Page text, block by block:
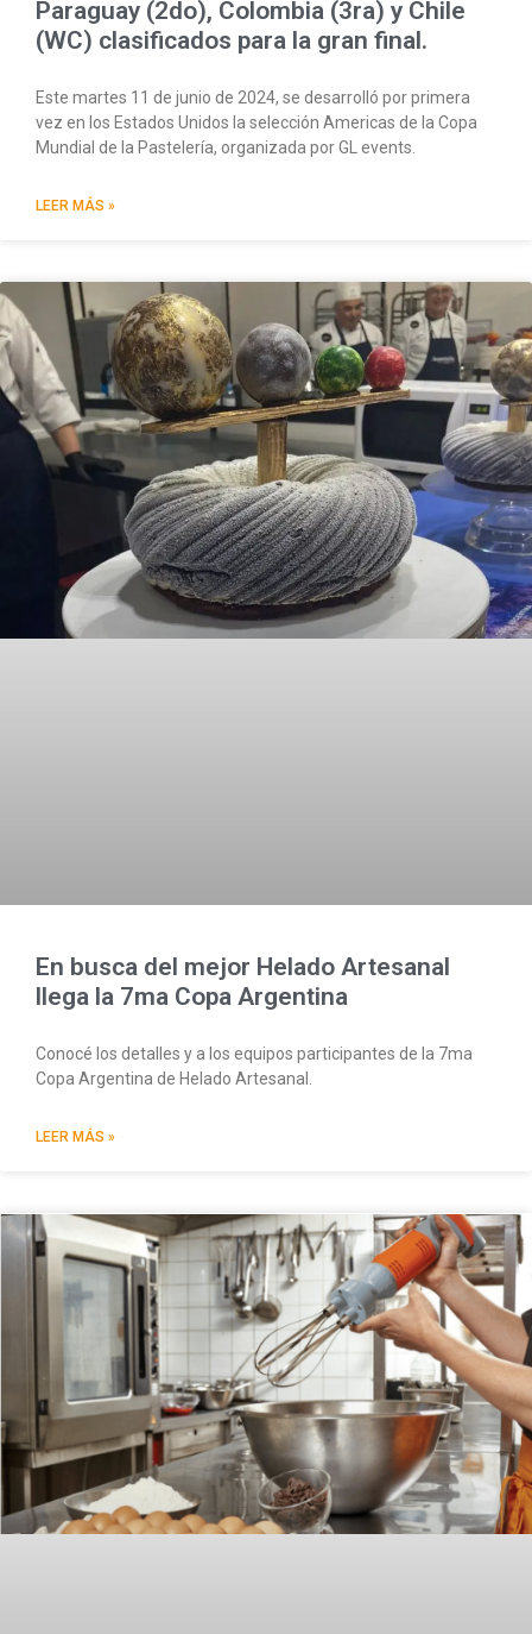
Paraguay (2do), Colombia (3ra) y Chile
(WC) clasificados para la gran final.
Este martes 11 de junio de 2024, se desarrolló por primera
vez en los Estados Unidos la selección Americas de la Copa
Mundial de la Pastelería, organizada por GL events.
LEER MÁS »
En busca del mejor Helado Artesanal
llega la 7ma Copa Argentina
Conocé los detalles y a los equipos participantes de la 7ma
Copa Argentina de Helado Artesanal.
LEER MÁS »